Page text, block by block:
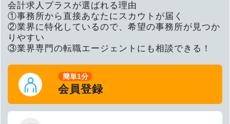
会計求人プラスが選ばれる理由
①事務所から直接あなたにスカウトが届く
②業界に特化しているので、希望の事務所が見つか
りやすい
③業界専門の転職エージェントにも相談できる！
簡単1分
会員登録